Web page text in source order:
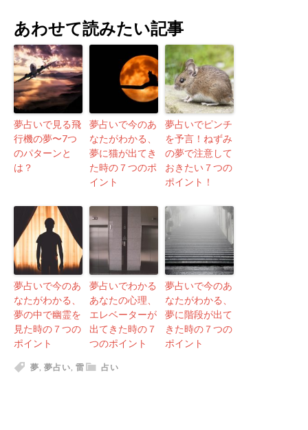
あわせて読みたい記事
夢占いで見る飛
行機の夢〜7つ
のパターンと
は？
夢占いで今のあ
なたがわかる、
夢に猫が出てき
た時の７つのポ
イント
夢占いでピンチ
を予言！ねずみ
の夢で注意して
おきたい７つの
ポイント！
夢占いで今のあ
なたがわかる、
夢の中で幽霊を
見た時の７つの
ポイント
夢占いでわかる
あなたの心理、
エレベーターが
出てきた時の７
つのポイント
夢占いで今のあ
なたがわかる、
夢に階段が出て
きた時の７つの
ポイント
占い
夢, 夢占い, 雷